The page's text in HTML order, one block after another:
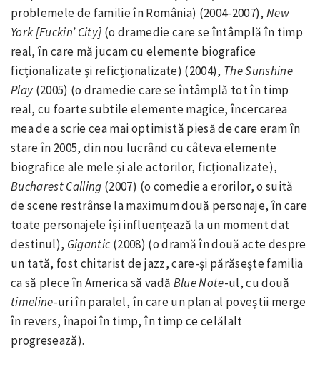
problemele de familie în România) (2004-2007), New
York[Fuckin’ City] (o dramedie care se întâmplă în timp
real, în care mă jucam cu elemente biografice
ficționalizate și reficționalizate) (2004), The Sunshine
Play (2005) (o dramedie care se întâmplă tot în timp
real, cu foarte subtile elemente magice, încercarea
mea de a scrie cea mai optimistă piesă de care eram în
stare în 2005, din nou lucrând cu câteva elemente
biografice ale mele și ale actorilor, ficționalizate),
Bucharest Calling (2007) (o comedie a erorilor, o suită
de scene restrânse la maximum două personaje, în care
toate personajele își influențează la un moment dat
destinul), Gigantic (2008) (o dramă în două acte despre
un tată, fost chitarist de jazz, care-și părăsește familia
ca să plece în America să vadă BlueNote-ul, cu două
timeline-uri în paralel, în care un plan al poveștii merge
în revers, înapoi în timp, în timp ce celălalt
progresează).